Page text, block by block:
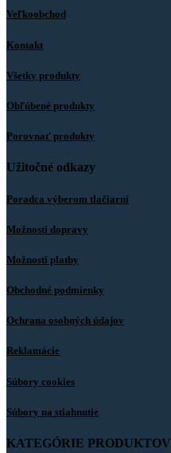
Veľkoobchod
Kontakt
Všetky produkty
Obľúbené produkty
Porovnať produkty
Užitočné odkazy
Poradca výberom tlačiarní
Možnosti dopravy
Možnosti platby
Obchodné podmienky
Ochrana osobných údajov
Reklamácie
Súbory cookies
Súbory na stiahnutie
KATEGÓRIE PRODUKTOV